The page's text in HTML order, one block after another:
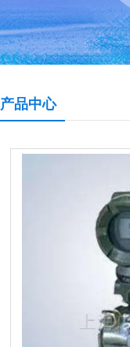
产品中心